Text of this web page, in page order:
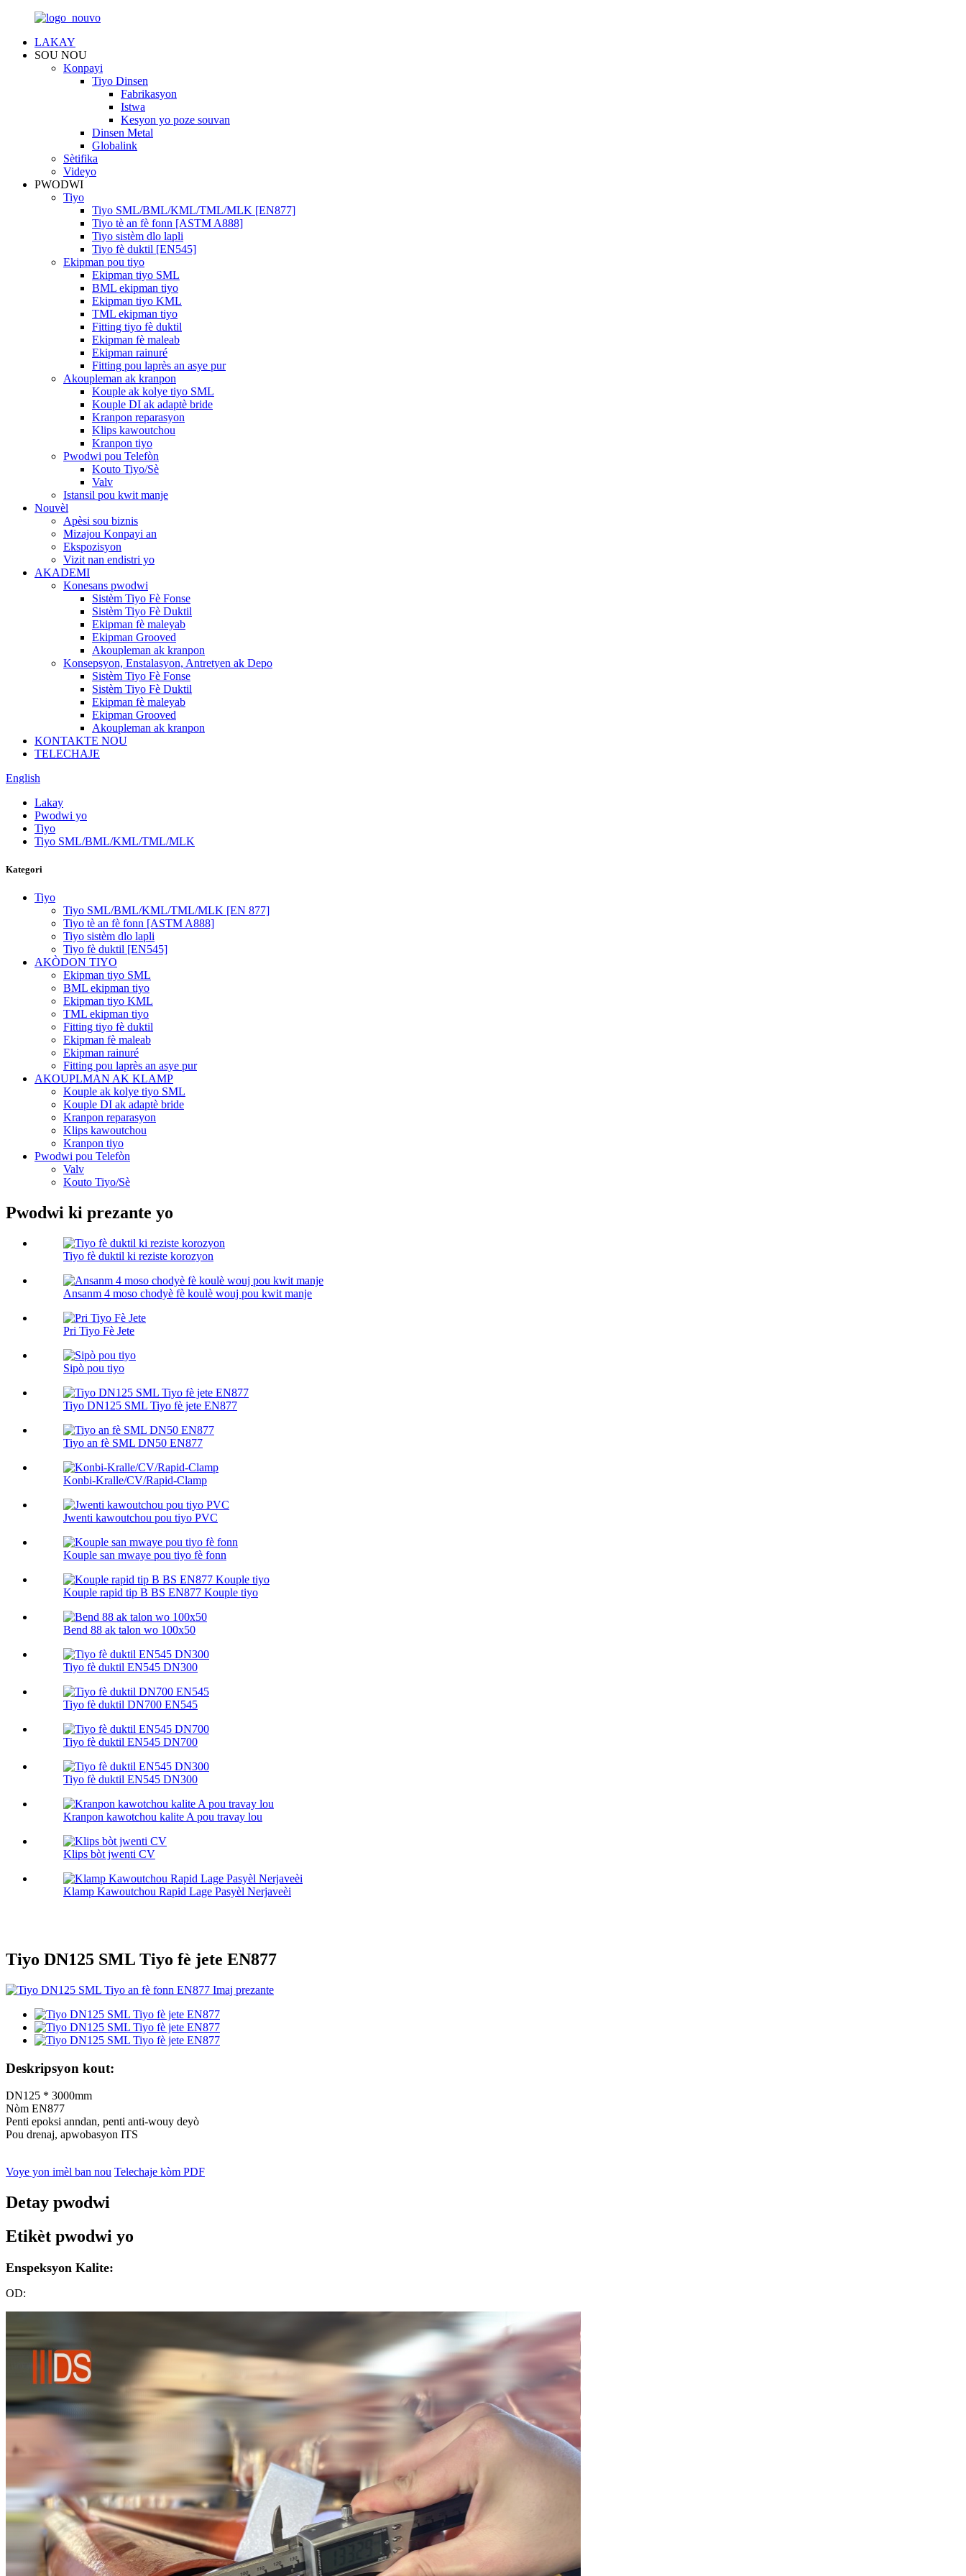
LAKAY
SOU NOU
Konpayi
Tiyo Dinsen
Fabrikasyon
Istwa
Kesyon yo poze souvan
Dinsen Metal
Globalink
Sètifika
Videyo
PWODWI
Tiyo
Tiyo SML/BML/KML/TML/MLK [EN877]
Tiyo tè an fè fonn [ASTM A888]
Tiyo sistèm dlo lapli
Tiyo fè duktil [EN545]
Ekipman pou tiyo
Ekipman tiyo SML
BML ekipman tiyo
Ekipman tiyo KML
TML ekipman tiyo
Fitting tiyo fè duktil
Ekipman fè maleab
Ekipman rainuré
Fitting pou laprès an asye pur
Akoupleman ak kranpon
Kouple ak kolye tiyo SML
Kouple DI ak adaptè bride
Kranpon reparasyon
Klips kawoutchou
Kranpon tiyo
Pwodwi pou Telefòn
Kouto Tiyo/Sè
Valv
Istansil pou kwit manje
Nouvèl
Apèsi sou biznis
Mizajou Konpayi an
Ekspozisyon
Vizit nan endistri yo
AKADEMI
Konesans pwodwi
Sistèm Tiyo Fè Fonse
Sistèm Tiyo Fè Duktil
Ekipman fè maleyab
Ekipman Grooved
Akoupleman ak kranpon
Konsepsyon, Enstalasyon, Antretyen ak Depo
Sistèm Tiyo Fè Fonse
Sistèm Tiyo Fè Duktil
Ekipman fè maleyab
Ekipman Grooved
Akoupleman ak kranpon
KONTAKTE NOU
TELECHAJE
English
Lakay
Pwodwi yo
Tiyo
Tiyo SML/BML/KML/TML/MLK
Kategori
Tiyo
Tiyo SML/BML/KML/TML/MLK [EN 877]
Tiyo tè an fè fonn [ASTM A888]
Tiyo sistèm dlo lapli
Tiyo fè duktil [EN545]
AKÒDON TIYO
Ekipman tiyo SML
BML ekipman tiyo
Ekipman tiyo KML
TML ekipman tiyo
Fitting tiyo fè duktil
Ekipman fè maleab
Ekipman rainuré
Fitting pou laprès an asye pur
AKOUPLMAN AK KLAMP
Kouple ak kolye tiyo SML
Kouple DI ak adaptè bride
Kranpon reparasyon
Klips kawoutchou
Kranpon tiyo
Pwodwi pou Telefòn
Valv
Kouto Tiyo/Sè
Pwodwi ki prezante yo
Tiyo fè duktil ki reziste korozyon
Ansanm 4 moso chodyè fè koulè wouj pou kwit manje
Pri Tiyo Fè Jete
Sipò pou tiyo
Tiyo DN125 SML Tiyo fè jete EN877
Tiyo an fè SML DN50 EN877
Konbi-Kralle/CV/Rapid-Clamp
Jwenti kawoutchou pou tiyo PVC
Kouple san mwaye pou tiyo fè fonn
Kouple rapid tip B BS EN877 Kouple tiyo
Bend 88 ak talon wo 100х50
Tiyo fè duktil EN545 DN300
Tiyo fè duktil DN700 EN545
Tiyo fè duktil EN545 DN700
Tiyo fè duktil EN545 DN300
Kranpon kawotchou kalite A pou travay lou
Klips bòt jwenti CV
Klamp Kawoutchou Rapid Lage Pasyèl Nerjaveèi
Tiyo DN125 SML Tiyo fè jete EN877
Deskripsyon kout:
DN125 * 3000mm
Nòm EN877
Penti epoksi anndan, penti anti-wouy deyò
Pou drenaj, apwobasyon ITS
Voye yon imèl ban nou Telechaje kòm PDF
Detay pwodwi
Etikèt pwodwi yo
Enspeksyon Kalite:
OD: